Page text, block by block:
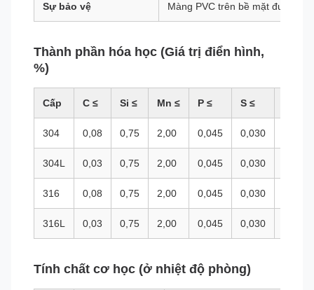
Sự bảo vệ Màng PVC trên bề mặt được
Thành phần hóa học (Giá trị điển hình,
%)
Cấp C ≤ Si ≤ Mn ≤ P ≤ S ≤
304 0,08 0,75 2,00 0,045 0,030
304L 0,03 0,75 2,00 0,045 0,030
316 0,08 0,75 2,00 0,045 0,030
316L 0,03 0,75 2,00 0,045 0,030
Tính chất cơ học (ở nhiệt độ phòng)